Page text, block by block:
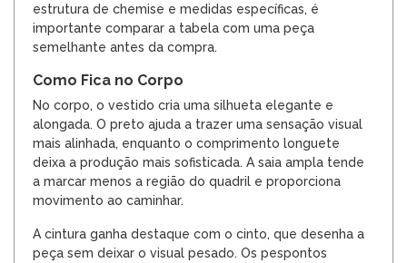
estrutura de chemise e medidas específicas, é
importante comparar a tabela com uma peça
semelhante antes da compra.
Como Fica no Corpo
No corpo, o vestido cria uma silhueta elegante e
alongada. O preto ajuda a trazer uma sensação visual
mais alinhada, enquanto o comprimento longuete
deixa a produção mais sofisticada. A saia ampla tende
a marcar menos a região do quadril e proporciona
movimento ao caminhar.
A cintura ganha destaque com o cinto, que desenha a
peça sem deixar o visual pesado. Os pespontos